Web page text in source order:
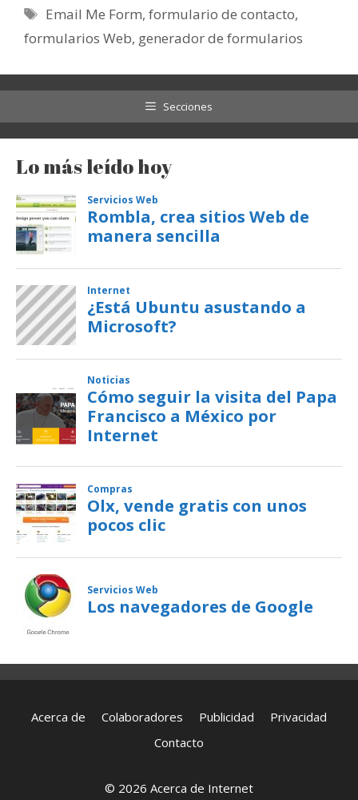
Etiquetas
Email Me Form,formulario de contacto,
formularios Web, generador de formularios
Secciones
Lo más leído hoy
Acerca de Colaboradores Publicidad
Privacidad
Contacto
© 2026 Acerca de Internet